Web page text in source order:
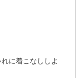
に着こなししよ